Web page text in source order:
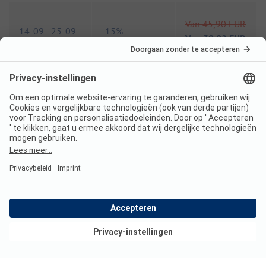
14-09 - 25-09 -15%
Van 45,90 EUR
Van39,02 EUR
45,90 EUR
Van 39,02 EUR
Indicatie tarieven 2026
Hoogseizoen prijs per nacht
Bekijk deals